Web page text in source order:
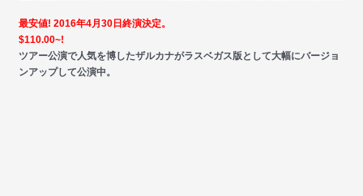
最安値! 2016年4月30日終演決定。
$110.00~!
ツアー公演で人気を博したザルカナがラスベガス版として大幅にバージョ
ンアップして公演中。